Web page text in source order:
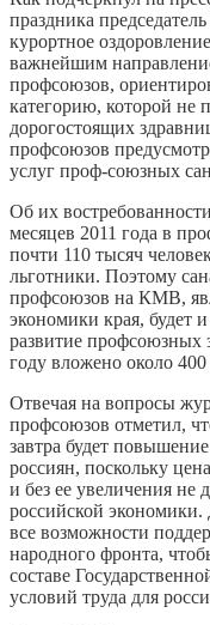
праздника
курортное
важнейшим
профсоюзов,
категорию, которой не
дорогостоящих
профсоюзов
услуг проф-союзных
Об их
месяцев 2011 года в
почти 110 тысяч
льготники. Поэтому
профсоюзов на КМВ,
экономики края, будет
развитие профсоюзных
году вложено около
Отвечая на вопросы
профсоюзов отметил,
завтра будет
россиян, поскольку
и без ее увеличения не
российской
все возможности
народного фронта,
составе
условий труда для